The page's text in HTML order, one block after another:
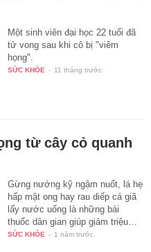
Một sinh viên đại học 22 tuổi đã
tử vong sau khi cô bị "viêm
họng".
SỨC KHỎE - 11 tháng trước
từ cây cỏ quanh
Gừng nướng kỹ ngậm nuốt, lá hẹ
hấp mật ong hay rau diếp cá giã
lấy nước uống là những bài
thuốc dân gian giúp giảm triệu…
SỨC KHỎE - 1 năm trước